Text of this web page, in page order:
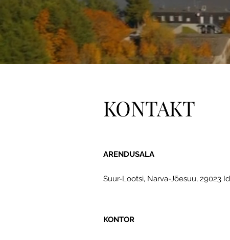
KONTAKT
ARENDUSALA
Suur-Lootsi, Narva-Jõesuu, 29023
KONTOR